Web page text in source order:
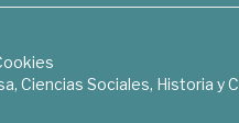
Ciencias Sociales, Historia y